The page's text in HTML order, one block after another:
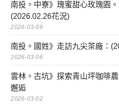
南投。中寮》瑰蜜甜心玫瑰園
(2026.02.26花況)
2026-03-09
南投。國姓》走訪九尖茶廠：
2026-03-06
雲林。古坑》探索青山坪咖啡
邂逅
2026-03-02